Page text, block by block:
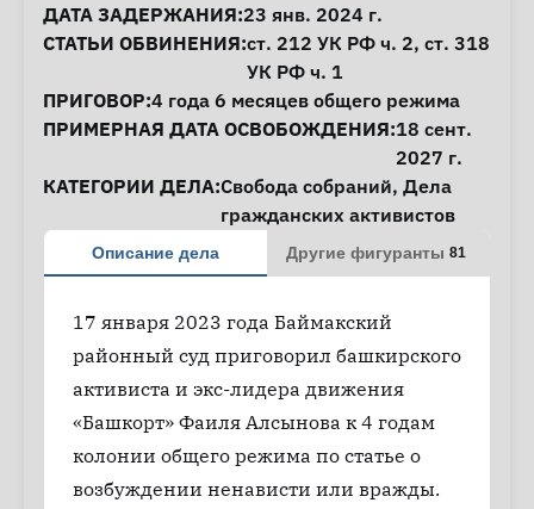
ДАТА ЗАДЕРЖАНИЯ:23 янв. 2024 г.
СТАТЬИ ОБВИНЕНИЯ:ст. 212 УК РФ ч. 2, ст. 318
УК РФ ч. 1
ПРИГОВОР:4 года 6 месяцев общего режима
ПРИМЕРНАЯ ДАТА ОСВОБОЖДЕНИЯ:18 сент.
2027 г.
КАТЕГОРИИ ДЕЛА:Свобода собраний, Дела
гражданских активистов
Описание дела Другие фигуранты 81
17 января 2023 года Баймакский
районный суд приговорил башкирского
активиста и экс-лидера движения
«Башкорт» Фаиля Алсынова к 4 годам
колонии общего режима по статье о
возбуждении ненависти или вражды.